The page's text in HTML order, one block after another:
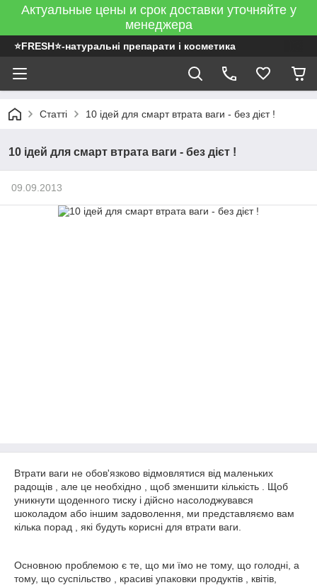
Актуальные цены и срок доставки уточняйте у
менеджера
⭐FRESH⭐-натуральні препарати і косметика
Статті 10 ідей для смарт втрата ваги - без дієт !
10 ідей для смарт втрата ваги - без дієт !
09.09.2013
Втрати ваги не обов'язково відмовлятися від маленьких
радощів , але це необхідно , щоб зменшити кількість . Щоб
уникнути щоденного тиску і дійсно насолоджувався
шоколадом або іншим задоволення, ми представляємо вам
кілька порад , які будуть корисні для втрати ваги.
Основною проблемою є те, що ми їмо не тому, що голодні, а
тому, що суспільство , красиві упаковки продуктів , квітів,